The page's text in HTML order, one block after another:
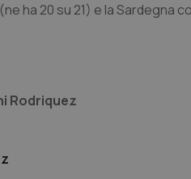
ha 20 su 21) e la Sardegna
Rodriquez